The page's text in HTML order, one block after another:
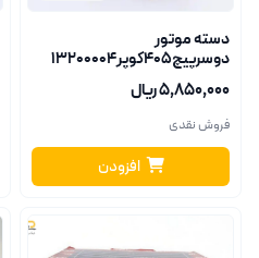
دسته موتور
دوسرپیچ405کوپر13200004
۵٬۸۵۰٬۰۰۰ ریال
فروش نقدی
افزودن